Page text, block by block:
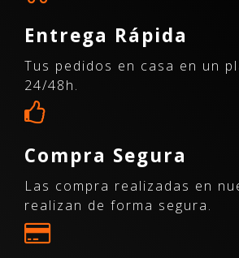
Entrega Rápida
Tus pedidos en casa en un
24/48h.
Compra Segura
Las compra realizadas en
realizan de forma segura.